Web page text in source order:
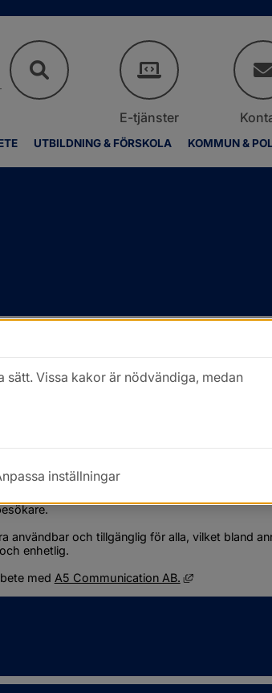
UTBILDNING & FÖRSKOLA KOMMUN &
E-tjänster
för Sotenäs kommun. Webbplatsen ska
information om kommunens
öppettider, kontaktuppgifter, blanketter
marknadsföra kommunen och därigenom
Övriga målgrupper är medborgare,
användbar och tillgänglig för alla, vilket bland
enhetlig.
med A5 Communication AB. Länk till
Vissa kakor är nödvändiga, medan
inställningar